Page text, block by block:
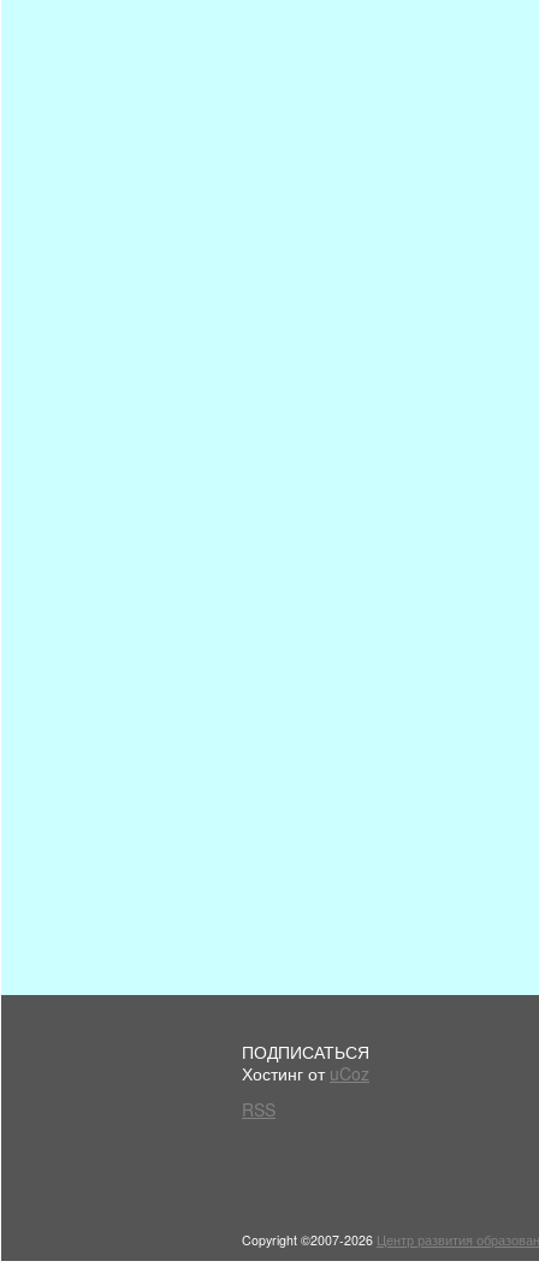
ПОДПИСАТЬСЯ
Хостинг от uCoz
RSS
Copyright ©2007-2026 Центр развития